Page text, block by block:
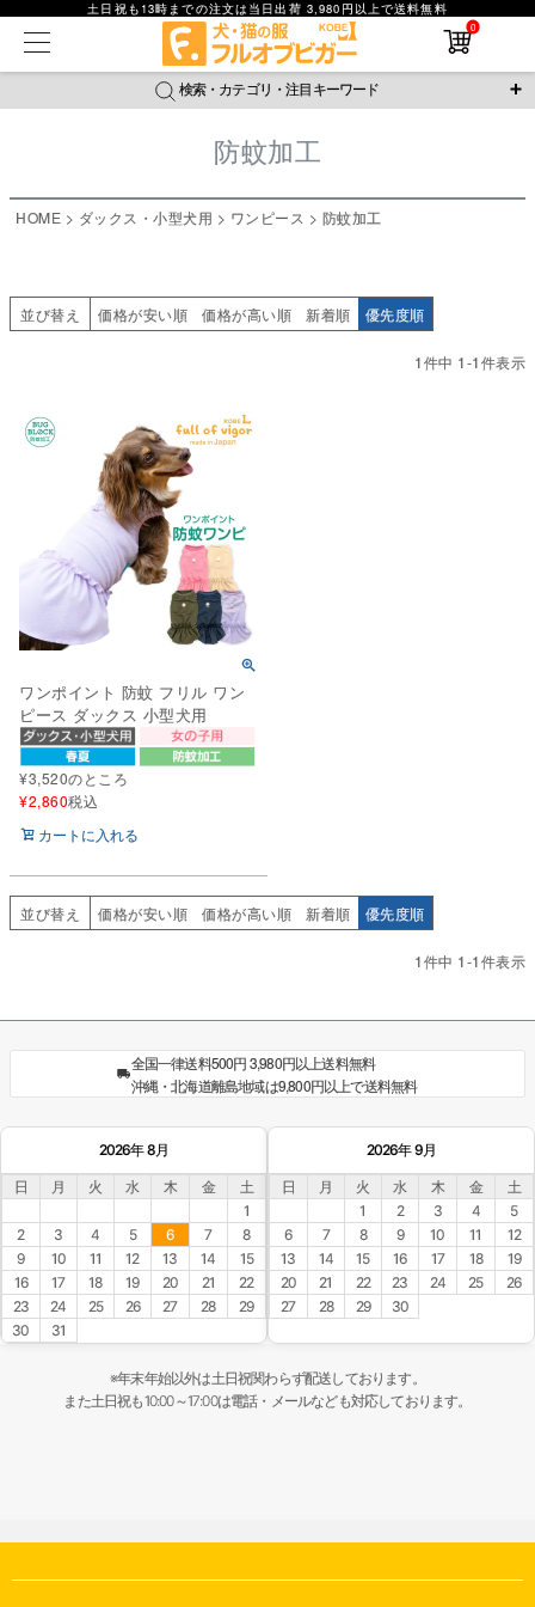
土日祝も13時までの注文は当日出荷 3,980円以上で送料無料
0
検索・カテゴリ・注目キーワード
＼注目ワード／
ジャージ 防蚊 腹巻 撥水レイン ラッシュガード
返品・交換について ご利用ガイド
在庫なし商品を表示しない
商品番号
並び順
新着順
検索
防蚊加工
HOME ダックス・小型犬用 ワンピース 防蚊加工
並び替え 価格が安い順 価格が高い順 新着順 優先度順
1件中 1-1件表示
ワンポイント 防蚊 フリル ワン
ピース ダックス 小型犬用
¥3,520のところ
¥2,860税込
カートに入れる
並び替え 価格が安い順 価格が高い順 新着順 優先度順
1件中 1-1件表示
全国一律送料500円 3,980円以上送料無料
沖縄・北海道離島地域は9,800円以上で送料無料
2026年 8月
日 月 火 水 木 金
土
1
2
3 4 5 6 7
8
9
10 11 12 13 14
15
16
17 18 19 20 21
22
23
24 25 26 27 28
29
30
31
2026年 9月
日 月 火 水 木 金
土
1
2 3 4
5
6
7 8 9 10 11
12
13
14 15 16 17 18
19
20
21 22 23 24 25
26
27
28 29 30
※年末年始以外は土日祝関わらず配送しております。
また土日祝も10:00～17:00は電話・メールなども対応しております。